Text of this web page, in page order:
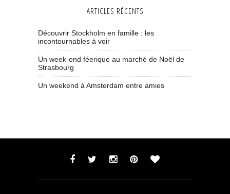
ARTICLES RÉCENTS
Découvrir Stockholm en famille : les
incontournables à voir
Un week-end féerique au marché de Noël de
Strasbourg
Un weekend à Amsterdam entre amies